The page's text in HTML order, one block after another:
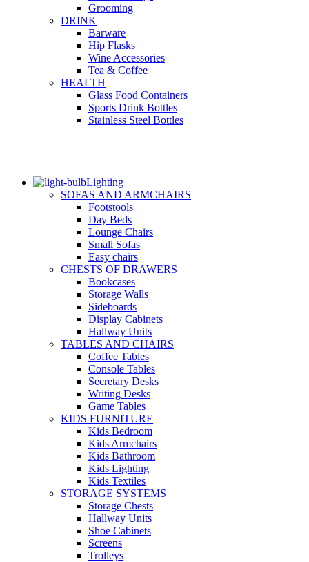
Grooming
DRINK
Barware
Hip Flasks
Wine Accessories
Tea & Coffee
HEALTH
Glass Food Containers
Sports Drink Bottles
Stainless Steel Bottles
Lighting
SOFAS AND ARMCHAIRS
Footstools
Day Beds
Lounge Chairs
Small Sofas
Easy chairs
CHESTS OF DRAWERS
Bookcases
Storage Walls
Sideboards
Display Cabinets
Hallway Units
TABLES AND CHAIRS
Coffee Tables
Console Tables
Secretary Desks
Writing Desks
Game Tables
KIDS FURNITURE
Kids Bedroom
Kids Armchairs
Kids Bathroom
Kids Lighting
Kids Textiles
STORAGE SYSTEMS
Storage Chests
Hallway Units
Shoe Cabinets
Screens
Trolleys